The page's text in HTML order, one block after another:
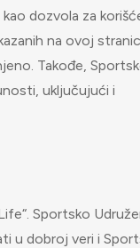
dozvola za
na ovoj
Takođe,
uključujući i
Sportsko
u dobroj veri i